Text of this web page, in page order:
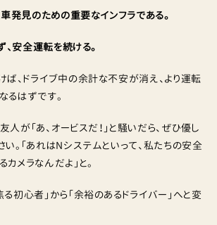
発見のための重要なインフラである。
安全運転を続ける。
ば、ドライブ中の余計な不安が消え、より運転
るはずです。
人が「あ、オービスだ！」と騒いだら、ぜひ優し
い。「あれはNシステムといって、私たちの安全
メラなんだよ」と。
る初心者」から「余裕のあるドライバー」へと変